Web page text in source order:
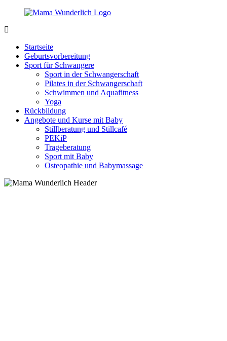
Zurück
Inhalt
sein
wunderbar!
Startseite
Geburtsvorbereitung
Sport für Schwangere
Sport in der Schwangerschaft
Pilates in der Schwangerschaft
Schwimmen und Aquafitness
Yoga
Rückbildung
Angebote und Kurse mit Baby
Stillberatung und Stillcafé
PEKiP
Trageberatung
Sport mit Baby
Osteopathie und Babymassage